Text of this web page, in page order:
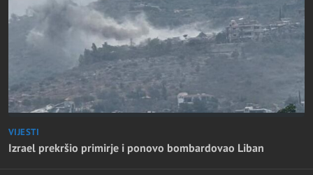
VIJESTI
Izrael prekršio primirje i ponovo bombardovao Liban